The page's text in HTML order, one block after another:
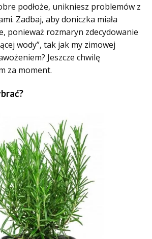
podłoże, unikniesz problemów z
Zadbaj, aby doniczka miała
ponieważ rozmaryn zdecydowanie
wody”, tak jak my zimowej
Jeszcze chwilę
za moment.